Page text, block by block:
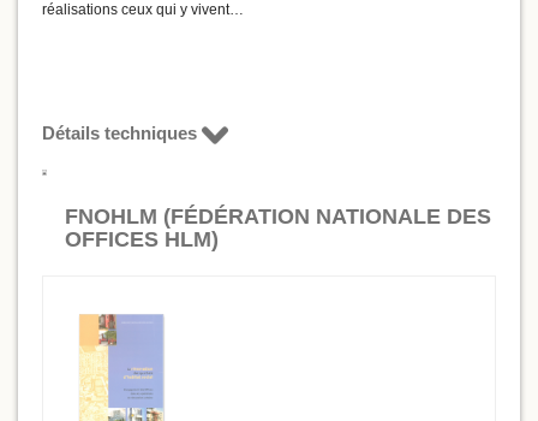
réalisations ceux qui y vivent…
Détails techniques
FNOHLM (FÉDÉRATION NATIONALE DES
OFFICES HLM)